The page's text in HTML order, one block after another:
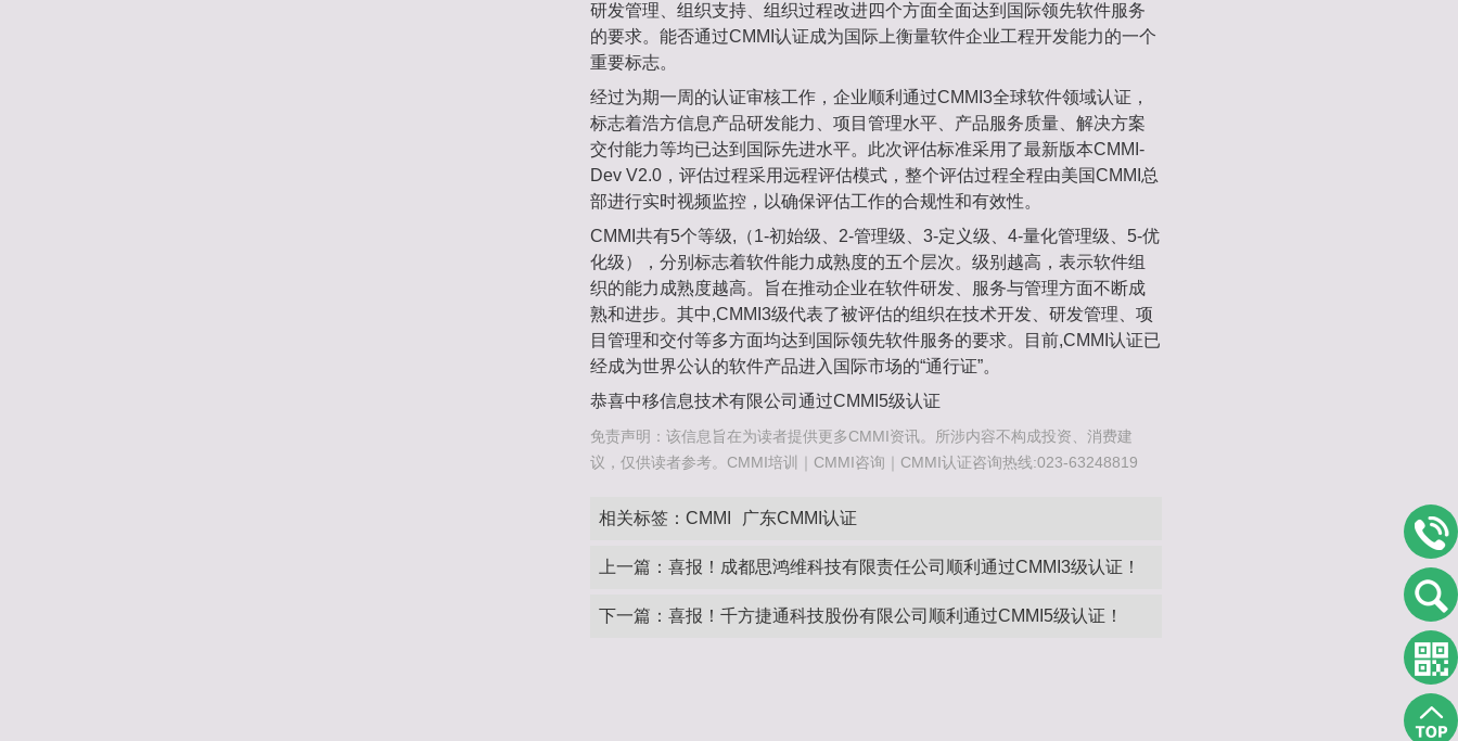
研发管理、组织支持、组织过程改进四个方面全面达到国际领先软件服务
的要求。能否通过CMMI认证成为国际上衡量软件企业工程开发能力的一个
重要标志。
经过为期一周的认证审核工作，企业顺利通过CMMI3全球软件领域认证，
标志着浩方信息产品研发能力、项目管理水平、产品服务质量、解决方案
交付能力等均已达到国际先进水平。此次评估标准采用了最新版本CMMI-
Dev V2.0，评估过程采用远程评估模式，整个评估过程全程由美国CMMI总
部进行实时视频监控，以确保评估工作的合规性和有效性。
CMMI共有5个等级,（1-初始级、2-管理级、3-定义级、4-量化管理级、5-优
化级），分别标志着软件能力成熟度的五个层次。级别越高，表示软件组
织的能力成熟度越高。旨在推动企业在软件研发、服务与管理方面不断成
熟和进步。其中,CMMI3级代表了被评估的组织在技术开发、研发管理、项
目管理和交付等多方面均达到国际领先软件服务的要求。目前,CMMI认证已
经成为世界公认的软件产品进入国际市场的“通行证”。
恭喜中移信息技术有限公司通过CMMI5级认证
免责声明：该信息旨在为读者提供更多CMMI资讯。所涉内容不构成投资、消费建
议，仅供读者参考。CMMI培训｜CMMI咨询｜CMMI认证咨询热线:023-63248819
相关标签： CMMI 广东CMMI认证
上一篇： 喜报！成都思鸿维科技有限责任公司顺利通过CMMI3级认证！
下一篇： 喜报！千方捷通科技股份有限公司顺利通过CMMI5级认证！